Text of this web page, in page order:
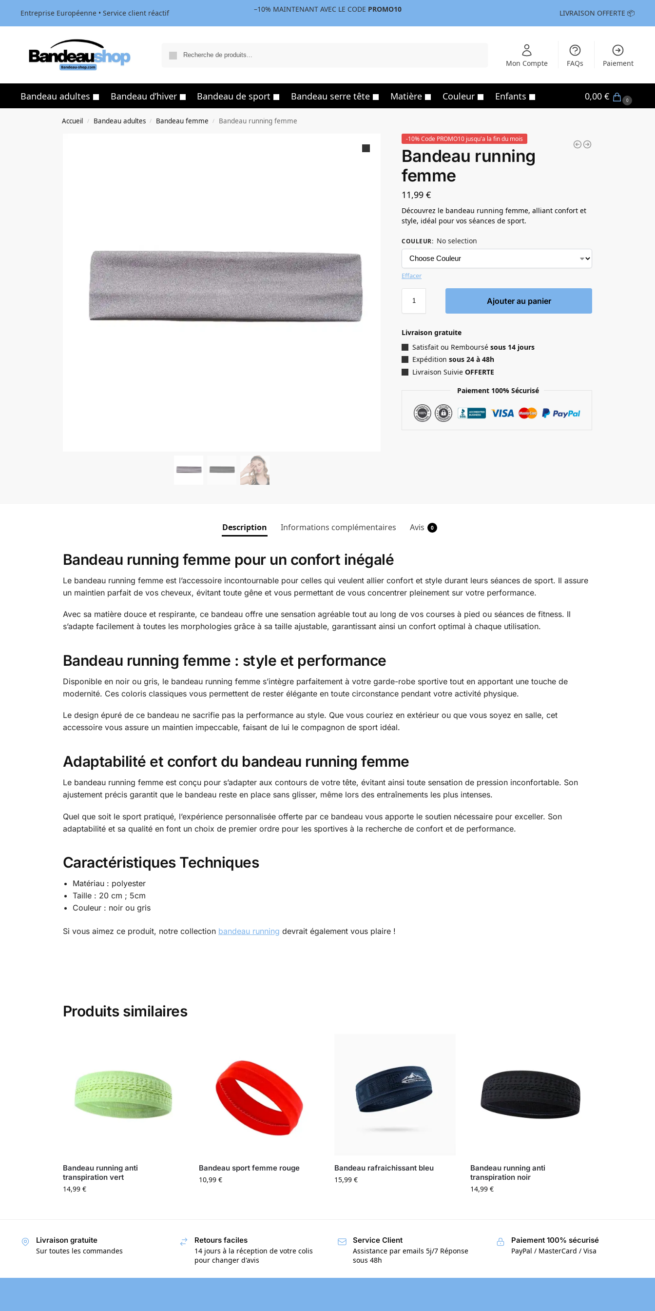
Entreprise Européenne • Service client réactif –10% MAINTENANT AVEC LE CODE PROMO10 LIVRAISON OFFERTE 📦
Mon Compte FAQs Paiement
Bandeau adultes Bandeau d’hiver Bandeau de sport Bandeau serre tête Matière Couleur Enfants 0,00€ 0
Accueil / Bandeau adultes / Bandeau femme / Bandeau running femme
-10% Code PROMO10 jusqu'a la fin du mois
Bandeau running
femme
11,99€
Découvrez le bandeau running femme, alliant confort et
style, idéal pour vos séances de sport.
COULEUR: No selection
Effacer
Ajouter au panier
Livraison gratuite
Satisfait ou Remboursésous 14 jours
Expédition sous 24 à 48h
Livraison SuivieOFFERTE
Paiement 100% Sécurisé
Description Informations complémentaires Avis 0
Bandeau running femme pour un confort inégalé
Le bandeau running femme est l’accessoire incontournable pour celles qui veulent allier confort et style durant leurs séances de sport. Il assure
un maintien parfait de vos cheveux, évitant toute gêne et vous permettant de vous concentrer pleinement sur votre performance.
Avec sa matière douce et respirante, ce bandeau offre une sensation agréable tout au long de vos courses à pied ou séances de fitness. Il
s’adapte facilement à toutes les morphologies grâce à sa taille ajustable, garantissant ainsi un confort optimal à chaque utilisation.
Bandeau running femme : style et performance
Disponible en noir ou gris, le bandeau running femme s’intègre parfaitement à votre garde-robe sportive tout en apportant une touche de
modernité. Ces coloris classiques vous permettent de rester élégante en toute circonstance pendant votre activité physique.
Le design épuré de ce bandeau ne sacrifie pas la performance au style. Que vous couriez en extérieur ou que vous soyez en salle, cet
accessoire vous assure un maintien impeccable, faisant de lui le compagnon de sport idéal.
Adaptabilité et confort du bandeau running femme
Le bandeau running femme est conçu pour s’adapter aux contours de votre tête, évitant ainsi toute sensation de pression inconfortable. Son
ajustement précis garantit que le bandeau reste en place sans glisser, même lors des entraînements les plus intenses.
Quel que soit le sport pratiqué, l’expérience personnalisée offerte par ce bandeau vous apporte le soutien nécessaire pour exceller. Son
adaptabilité et sa qualité en font un choix de premier ordre pour les sportives à la recherche de confort et de performance.
Caractéristiques Techniques
Matériau : polyester
Taille : 20 cm ; 5cm
Couleur : noir ou gris
Si vous aimez ce produit, notre collection bandeau running devrait également vous plaire !
Produits similaires
Bandeau running anti
transpiration vert
14,99 €
Bandeau sport femme rouge
10,99 €
Bandeau rafraichissant bleu
15,99€
Bandeau running anti
transpiration noir
14,99€
Livraison gratuite
Sur toutes les commandes
Retours faciles
14 jours à la réception de votre colis
pour changer d'avis
Service Client
Assistance par emails 5j/7 Réponse
sous 48h
Paiement 100% sécurisé
PayPal / MasterCard / Visa